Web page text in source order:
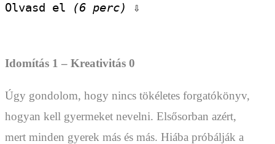
Olvasd el (6 perc) ⇩
Idomítás 1 – Kreativitás 0
Úgy gondolom, hogy nincs tökéletes forgatókönyv,
hogyan kell gyermeket nevelni. Elsősorban azért,
mert minden gyerek más és más. Hiába próbálják a